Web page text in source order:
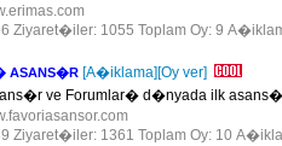
Ziyaret�iler: 1055 Toplam Oy: 9
ASANS�R [A�iklama][Oy ver]
ve Forumlar� d�nyada ilk
Ziyaret�iler: 1361 Toplam Oy: 10